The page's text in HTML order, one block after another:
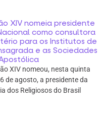
XIV nomeia presidente
como consultora
para os Institutos de
e as Sociedades
XIV nomeou, nesta quinta
de agosto, a presidente da
dos Religiosos do Brasil